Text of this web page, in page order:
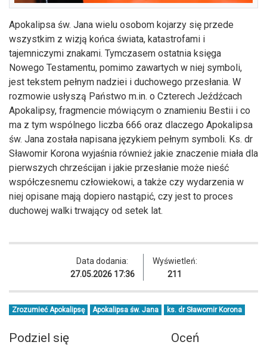
Apokalipsa św. Jana wielu osobom kojarzy się przede
wszystkim z wizją końca świata, katastrofami i
tajemniczymi znakami. Tymczasem ostatnia księga
Nowego Testamentu, pomimo zawartych w niej symboli,
jest tekstem pełnym nadziei i duchowego przesłania. W
rozmowie usłyszą Państwo m.in. o Czterech Jeźdźcach
Apokalipsy, fragmencie mówiącym o znamieniu Bestii i co
ma z tym wspólnego liczba 666 oraz dlaczego Apokalipsa
św. Jana została napisana językiem pełnym symboli. Ks. dr
Sławomir Korona wyjaśnia również jakie znaczenie miała dla
pierwszych chrześcijan i jakie przesłanie może nieść
współczesnemu człowiekowi, a także czy wydarzenia w
niej opisane mają dopiero nastąpić, czy jest to proces
duchowej walki trwający od setek lat.
Data dodania:
27.05.2026 17:36
Wyświetleń:
211
Zrozumieć Apokalipsę Apokalipsa św. Jana ks. dr Sławomir Korona
Podziel się Oceń